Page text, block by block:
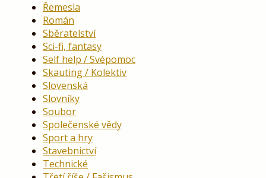
Řemesla
Román
Sběratelství
Sci-fi, fantasy
Self help / Svépomoc
Skauting / Kolektiv
Slovenská
Slovníky
Soubor
Společenské vědy
Sport a hry
Stavebnictví
Technické